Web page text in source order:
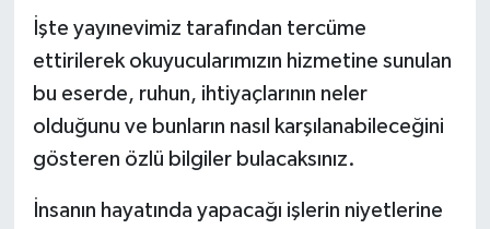
İşte yayınevimiz tarafından tercüme
ettirilerek okuyucularımızın hizmetine sunulan
bu eserde, ruhun, ihtiyaçlarının neler
olduğunu ve bunların nasıl karşılanabileceğini
gösteren özlü bilgiler bulacaksınız.
İnsanın hayatında yapacağı işlerin niyetlerine